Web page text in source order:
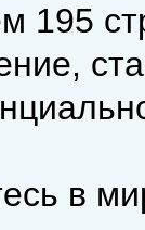
195
в